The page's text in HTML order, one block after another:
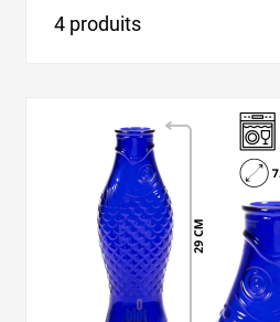
4 produits